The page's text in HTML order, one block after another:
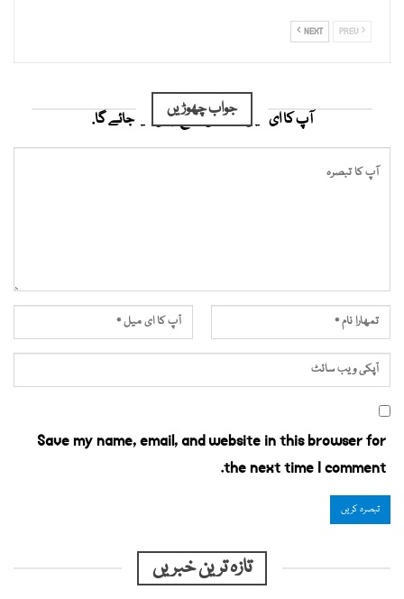
NEXT
جواب چھوڑیں
آپ کا ای میل ایڈریس شائع نہیں کیا جائے گا.
Save my name, email, and website in this browser for
the next time I comment.
تازہ ترین خبریں